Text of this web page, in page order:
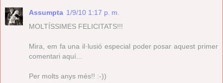
Assumpta 1/9/10 1:17 p. m.
MOLTÍSSIMES FELICITATS!!!
Mira, em fa una il·lusió especial poder posar aquest primer
comentari aquí...
Per molts anys més!! :-))